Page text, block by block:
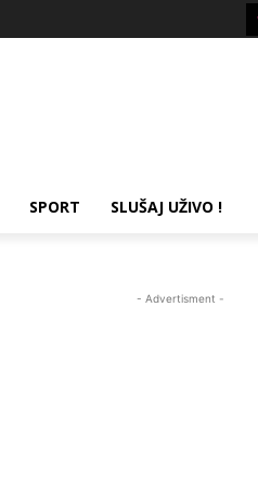
SPORT SLUŠAJ UŽIVO !
- Advertisment -